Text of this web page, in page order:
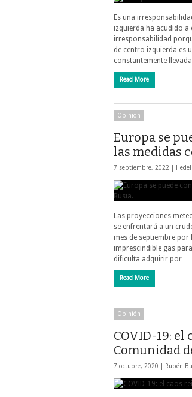
Es una
izquierda ha acudido a
irresponsabilidad
de centro izquierda es
constantemente
Read More
Opinión
Europa se
las medidas
7 septiembre, 2022 |
Las proyecciones
se enfrentará a un
mes de septiembre por
imprescindible gas
dificulta adquirir por …
Read More
Opinión
COVID-19: el
Comunidad
7 octubre, 2020 | Rubén